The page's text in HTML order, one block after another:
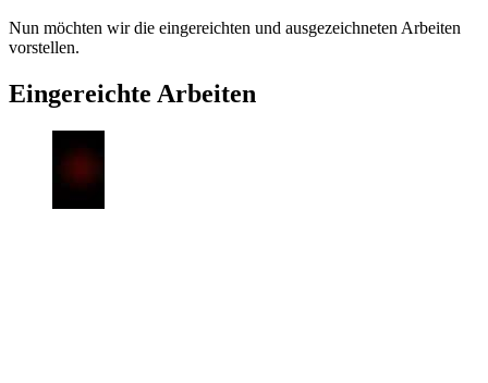
Nun möchten wir die eingereichten und ausgezeichneten Arbeiten
vorstellen.
Eingereichte Arbeiten